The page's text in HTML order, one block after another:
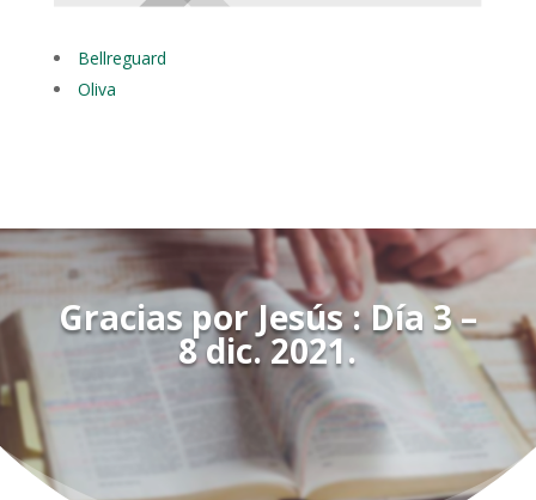
Bellreguard
Oliva
Gracias por Jesús : Día 3 –
8 dic. 2021.